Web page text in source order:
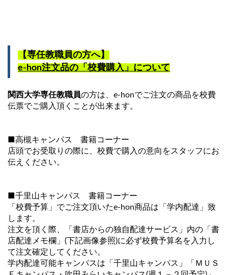
【専任教職員の方へ】
e-hon注文品の「校費購入」について
関西大学専任教職員の方は、e-honでご注文の商品を校費
伝票でご購入頂くことが出来ます。
■高槻キャンパス 書籍コーナー
店頭でお受取りの際に、校費で購入の意向をスタッフにお
伝えください。
■千里山キャンパス 書籍コーナー
「校費予算」でご注文頂いたe-hon商品は「学内配達」致
します。
注文を頂く際、「書店からの独自配達サービス」内の「書
店配達メモ欄」(下記画像参照)に必ず校費予算名を入力し
て注文確定してください。
学内配達可能キャンパスは「千里山キャンパス」「ＭＵＳ